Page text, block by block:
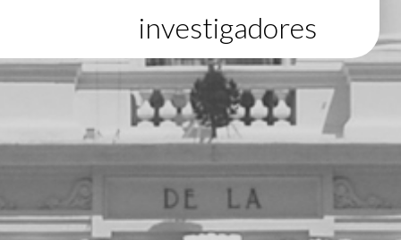
investigadores